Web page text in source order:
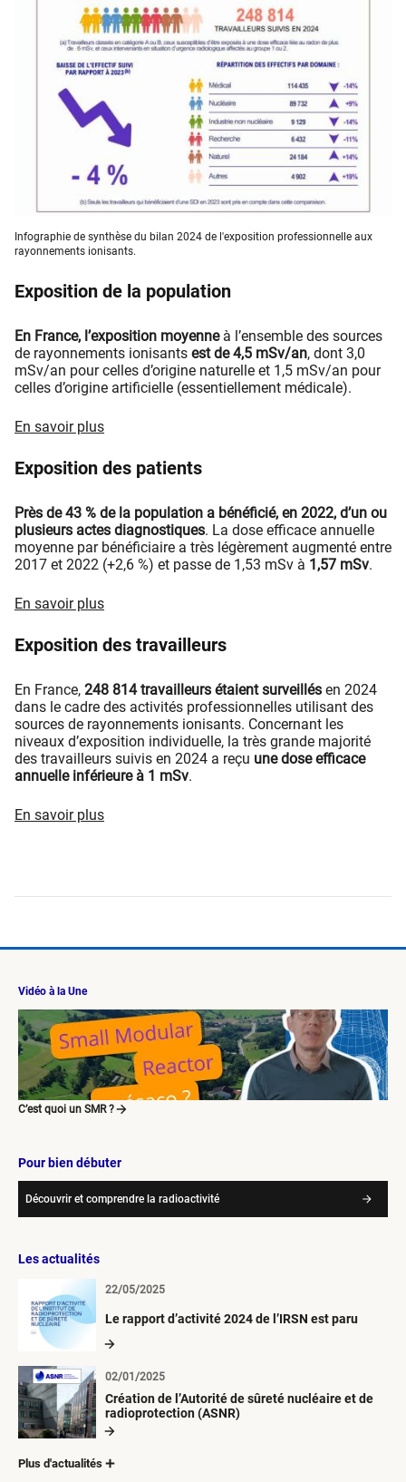
Infographie de synthèse du bilan 2024 de l'exposition professionnelle aux
rayonnements ionisants.
Exposition de la population
En France, l’exposition moyenneà l’ensemble des sources
de rayonnements ionisants est de 4,5 mSv/an, dont 3,0
mSv/an pour celles d’origine naturelle et 1,5 mSv/an pour
celles d’origine artificielle (essentiellement médicale).
En savoir plus
Exposition des patients
Près de 43 % de la population a bénéficié, en 2022, d’un ou
plusieurs actes diagnostiques. La dose efficace annuelle
moyenne par bénéficiaire a très légèrement augmenté entre
2017 et 2022 (+2,6 %) et passe de 1,53 mSv à 1,57 mSv.
En savoir plus
Exposition des travailleurs
En France, 248 814 travailleurs étaient surveillés en 2024
dans le cadre des activités professionnelles utilisant des
sources de rayonnements ionisants. Concernant les
niveaux d’exposition individuelle, la très grande majorité
des travailleurs suivis en 2024 a reçu une dose efficace
annuelle inférieure à 1 mSv.
En savoir plus
Vidéo à la Une
C’est quoi un SMR ?
Pour bien débuter
Découvrir et comprendre la radioactivité
Les actualités
Le rapport d’activité 2024 de l’IRSN est paru
22/05/2025
Création de l’Autorité de sûreté nucléaire et de
radioprotection (ASNR)
02/01/2025
Plus d'actualités